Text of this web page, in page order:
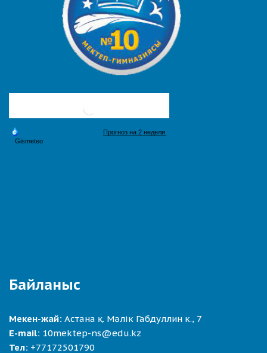
Байланыс
Мекен-жай: Астана қ. Мәлік Габдуллин к., 7
E-mail: 10mektep-ns@edu.kz
Тел: +77172501790